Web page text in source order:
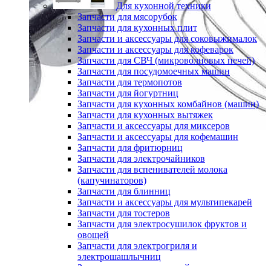
Для кухонной техники
Запчасти для мясорубок
Запчасти для кухонных плит
Запчасти и аксессуары для соковыжималок
Запчасти и аксессуары для кофеварок
Запчасти для СВЧ (микроволновых печей)
Запчасти для посудомоечных машин
Запчасти для термопотов
Запчасти для йогуртниц
Запчасти для кухонных комбайнов (машин)
Запчасти для кухонных вытяжек
Запчасти и аксессуары для миксеров
Запчасти и аксессуары для кофемашин
Запчасти для фритюрниц
Запчасти для электрочайников
Запчасти для вспенивателей молока
(капучинаторов)
Запчасти для блинниц
Запчасти и аксессуары для мультипекарей
Запчасти для тостеров
Запчасти для электросушилок фруктов и
овощей
Запчасти для электрогриля и
электрошашлычниц